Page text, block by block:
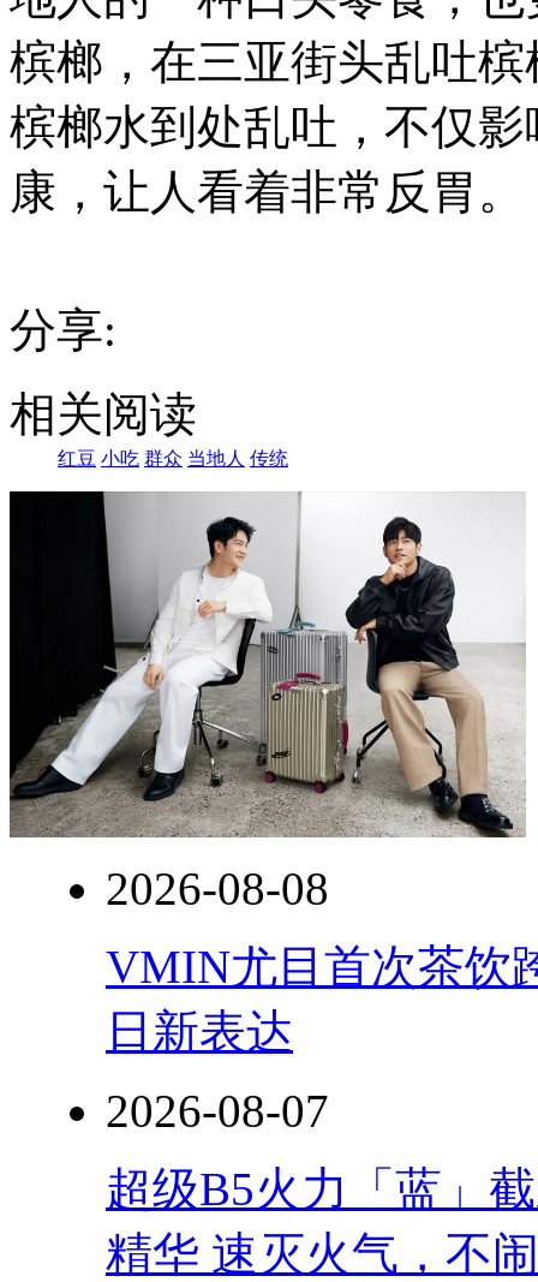
槟榔，在三亚街头乱吐
槟榔水到处乱吐，不仅
康，让人看着非常反胃。
分享:
相关阅读
红豆 小吃 群众 当地人 传统
2026-08-08
VMIN尤目首次茶饮
日新表达
2026-08-07
超级B5火力「蓝」
精华 速灭火气，不